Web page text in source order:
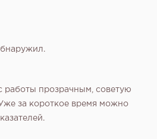
работы прозрачным, советую
за короткое время можно